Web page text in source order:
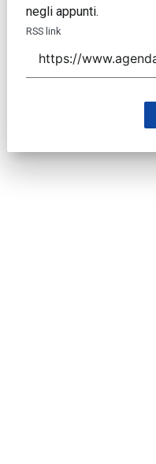
negli appunti.
RSS link